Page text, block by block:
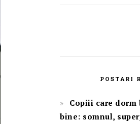
POSTARI
Copiii care dorm
bine: somnul,